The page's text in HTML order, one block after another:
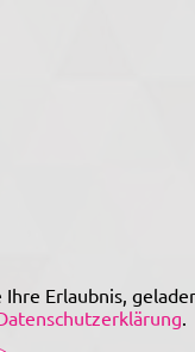
Erlaubnis,